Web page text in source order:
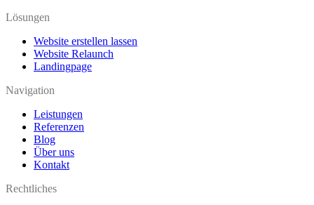
Lösungen
Website erstellen lassen
Website Relaunch
Landingpage
Navigation
Leistungen
Referenzen
Blog
Über uns
Kontakt
Rechtliches